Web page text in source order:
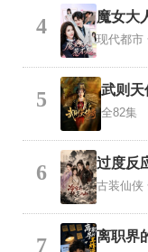
4 魔女大
现代都市
5 武则天
全82集
6 过度反
古装仙侠
7 离职界